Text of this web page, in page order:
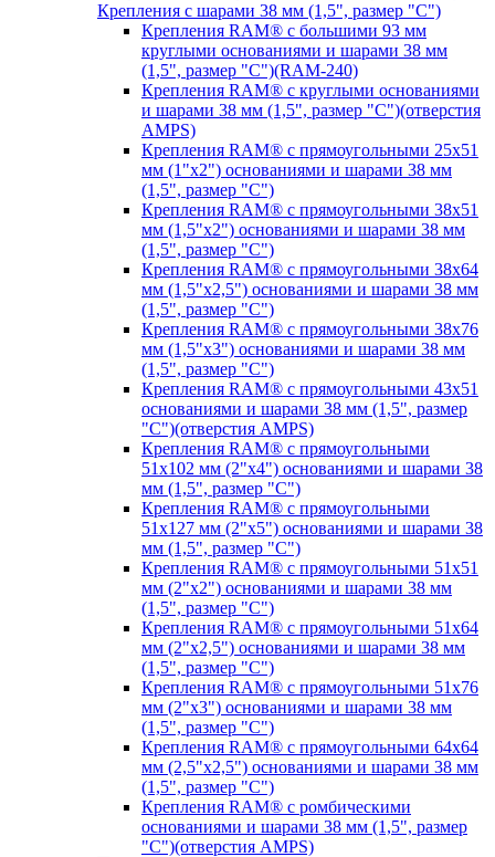
Крепления с шарами 38 мм (1,5", размер "C")
Крепления RAM® с большими 93 мм
круглыми основаниями и шарами 38 мм
(1,5", размер "C")(RAM-240)
Крепления RAM® с круглыми основаниями
и шарами 38 мм (1,5", размер "C")(отверстия
AMPS)
Крепления RAM® с прямоугольными 25х51
мм (1"х2") основаниями и шарами 38 мм
(1,5", размер "C")
Крепления RAM® с прямоугольными 38х51
мм (1,5"х2") основаниями и шарами 38 мм
(1,5", размер "C")
Крепления RAM® с прямоугольными 38х64
мм (1,5"х2,5") основаниями и шарами 38 мм
(1,5", размер "C")
Крепления RAM® с прямоугольными 38х76
мм (1,5"х3") основаниями и шарами 38 мм
(1,5", размер "C")
Крепления RAM® с прямоугольными 43х51
основаниями и шарами 38 мм (1,5", размер
"C")(отверстия AMPS)
Крепления RAM® с прямоугольными
51х102 мм (2"х4") основаниями и шарами 38
мм (1,5", размер "C")
Крепления RAM® с прямоугольными
51х127 мм (2"х5") основаниями и шарами 38
мм (1,5", размер "C")
Крепления RAM® с прямоугольными 51х51
мм (2"х2") основаниями и шарами 38 мм
(1,5", размер "C")
Крепления RAM® с прямоугольными 51х64
мм (2"х2,5") основаниями и шарами 38 мм
(1,5", размер "C")
Крепления RAM® с прямоугольными 51х76
мм (2"х3") основаниями и шарами 38 мм
(1,5", размер "C")
Крепления RAM® с прямоугольными 64х64
мм (2,5"х2,5") основаниями и шарами 38 мм
(1,5", размер "C")
Крепления RAM® с ромбическими
основаниями и шарами 38 мм (1,5", размер
"C")(отверстия AMPS)